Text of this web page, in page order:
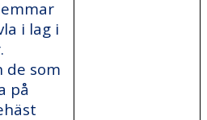
i lag i
de som
på